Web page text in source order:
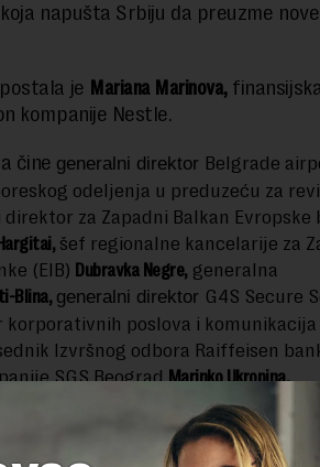
napušta Srbiju da preuzme nove
je Mariana Marinova,
kompanije Nestle.
čine generalni direktor Belgrade
odeljenja u preduzeću za
za Zapadni Balkan Evropske
šef regionalne kancelarije za
(EIB) Dubravka Negre, generalna
Blina, generalni direktor G4S Secure
korporativnih poslova i komunikacija
Izvršnog odbora Raiffeisen
SGS BeogradMarinko Ukropina.
iz različitih delova sveta koje su
evra i koje direktno zapošljavaju